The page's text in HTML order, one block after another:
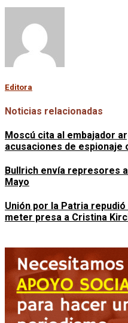
Editora
Noticias relacionadas
Moscú cita al embajador
acusaciones de espionaje
Bullrich envía represores
Mayo
Unión por la Patria
meter presa a Cristina